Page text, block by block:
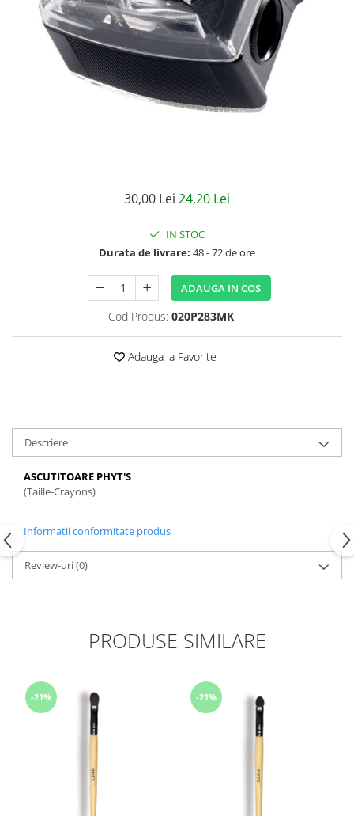
Creme bio anti-poluare
Creme bio piele grasă acneică
30,00 Lei24,20 Lei
IN STOC
Durata de livrare: 48 - 72 de ore
ADAUGA IN COS
Cod Produs: 020P283MK
Adauga la Favorite
Descriere
ASCUTITOARE PHYT'S
(Taille-Crayons)
Informatii conformitate produs
Review-uri(0)
PRODUSE SIMILARE
-21% -21%